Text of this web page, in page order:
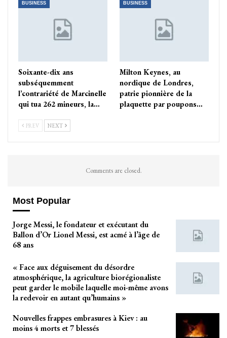
BUSINESS
Soixante-dix ans
subséquemment
l’contrariété de Marcinelle
qui tua 262 mineurs, la…
BUSINESS
Milton Keynes, au
nordique de Londres,
patrie pionnière de la
plaquette par poupons…
PREV NEXT
Comments are closed.
Most Popular
Jorge Messi, le fondateur et exécutant du
Ballon d’Or Lionel Messi, est acmé à l’âge de
68 ans
« Face aux déguisement du désordre
atmosphérique, la agriculture biorégionaliste
peut garder le mobile laquelle moi-même avons
la redevoir en autant qu’humains »
Nouvelles frappes embrasures à Kiev : au
moins 4 morts et 7 blessés